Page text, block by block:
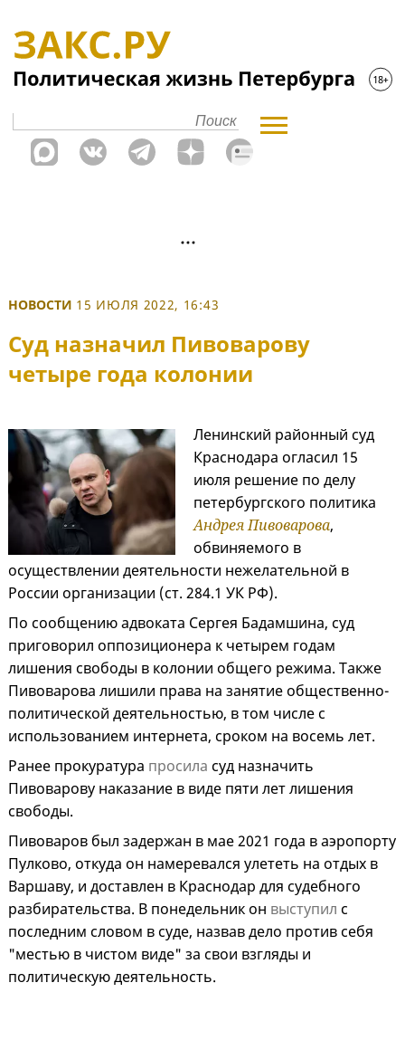
НОВОСТИ 15 ИЮЛЯ 2022, 16:43
Суд назначил Пивоварову
четыре года колонии
Ленинский районный суд
Краснодара огласил 15
июля решение по делу
петербургского политика
Андрея Пивоварова,
обвиняемого в
осуществлении деятельности нежелательной в
России организации (ст. 284.1 УК РФ).
По сообщению адвоката Сергея Бадамшина, суд
приговорил оппозиционера к четырем годам
лишения свободы в колонии общего режима. Также
Пивоварова лишили права на занятие общественно-
политической деятельностью, в том числе с
использованием интернета, сроком на восемь лет.
Ранее прокуратура просила суд назначить
Пивоварову наказание в виде пяти лет лишения
свободы.
Пивоваров был задержан в мае 2021 года в аэропорту
Пулково, откуда он намеревался улететь на отдых в
Варшаву, и доставлен в Краснодар для судебного
разбирательства. В понедельник он выступил с
последним словом в суде, назвав дело против себя
"местью в чистом виде" за свои взгляды и
политическую деятельность.